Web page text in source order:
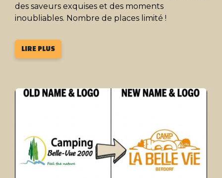
des saveurs exquises et des moments
inoubliables. Nombre de places limité !
LIRE PLUS